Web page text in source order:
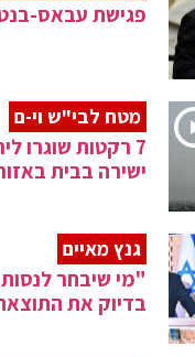
פגישת עבאס-
מטח לבי"ש וי-ם
7 רקטות שוגרו
ישירה בבית
גנץ מאיים
"מי שיבחר
בדיוק את